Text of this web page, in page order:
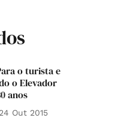
o turista e
o Elevador
anos
24 Out 2015